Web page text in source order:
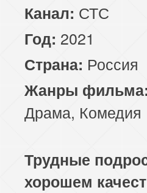
Канал: СТС
Год: 2021
Страна: Россия
Жанры фильма:
Драма, Комедия
Трудные
хорошем